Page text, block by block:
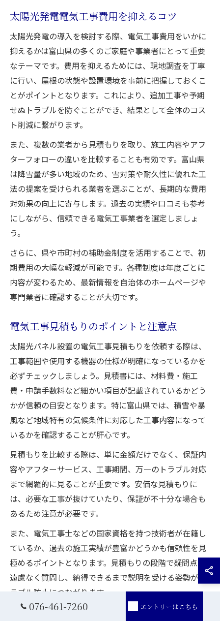
太陽光発電電気工事費用を抑えるコツ
太陽光発電の導入を検討する際、電気工事費用をいかに
抑えるかは富山県の多くのご家庭や事業者にとって重要
なテーマです。費用を抑えるためには、現地調査を丁寧
に行い、屋根の状態や設置環境を事前に把握しておくこ
とがポイントとなります。これにより、追加工事や予期
せぬトラブルを防ぐことができ、結果として全体のコス
ト削減に繋がります。
また、複数の業者から見積もりを取り、施工内容やアフ
ターフォローの違いを比較することも有効です。富山県
は降雪量が多い地域のため、雪対策や耐久性に優れた工
法の提案を受けられる業者を選ぶことが、長期的な費用
対効果の向上に寄与します。過去の実績や口コミも参考
にしながら、信頼できる電気工事業者を選定しましょ
う。
さらに、県や市町村の補助金制度を活用することで、初
期費用の大幅な軽減が可能です。各種制度は年度ごとに
内容が変わるため、最新情報を自治体のホームページや
専門業者に確認することが大切です。
電気工事見積もりのポイントと注意点
太陽光パネル設置の電気工事見積もりを依頼する際は、
工事範囲や使用する機器の仕様が明確になっているかを
必ずチェックしましょう。見積書には、材料費・施工
費・申請手数料など細かい項目が記載されているかどう
かが信頼の目安となります。特に富山県では、積雪や暴
風など地域特有の気候条件に対応した工事内容になって
いるかを確認することが肝心です。
見積もりを比較する際は、単に金額だけでなく、保証内
容やアフターサービス、工事期間、万一のトラブル対応
まで網羅的に見ることが重要です。安価な見積もりに
は、必要な工事が抜けていたり、保証が不十分な場合も
あるため注意が必要です。
また、電気工事士などの国家資格を持つ技術者が在籍し
ているか、過去の施工実績が豊富かどうかも信頼性を見
極めるポイントとなります。見積もりの段階で疑問点は
遠慮なく質問し、納得できるまで説明を受ける姿勢がト
ラブル防止につながります。
076-461-7260 エントリーはこちら